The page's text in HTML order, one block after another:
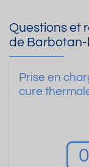
Questions et
de Barbotan-
0
Prise en
cure